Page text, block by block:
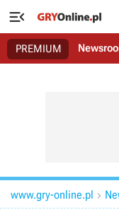

PREMIUM
www.gry-online.pl 